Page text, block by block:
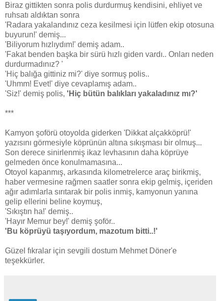
Biraz gittikten sonra polis durdurmuş kendisini, ehliyet ve
ruhsatı aldıktan sonra
'Radara yakalandınız ceza kesilmesi için lütfen ekip otosuna
buyurun!' demiş...
'Biliyorum hızlıydım!' demiş adam..
'Fakat benden başka bir sürü hızlı giden vardı.. Onları neden
durdurmadınız? '
'Hiç balığa gittiniz mi?' diye sormuş polis..
'Uhmm! Evet!' diye cevaplamış adam..
'Siz!' demiş polis, 'Hiç bütün balıkları yakaladınız mı?'
***
Kamyon şoförü otoyolda giderken 'Dikkat alçakköprü!'
yazısını görmesiyle köprünün altına sıkışması bir olmuş...
Son derece sinirlenmiş ikaz levhasının daha köprüye
gelmeden önce konulmamasına...
Otoyol kapanmış, arkasında kilometrelerce araç birikmiş,
haber vermesine rağmen saatler sonra ekip gelmiş, içeriden
ağır adımlarla sırıtarak bir polis inmiş, kamyonun yanına
gelip ellerini beline koymuş,
'Sıkıştın ha!' demiş..
'Hayır Memur bey!' demiş şoför..
'Bu köprüyü taşıyordum, mazotum bitti..!'
Güzel fıkralar için sevgili dostum Mehmet Döner'e
teşekkürler.